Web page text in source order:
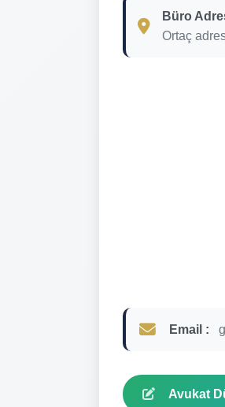
Büro
Ortaç
Email :
Avukat